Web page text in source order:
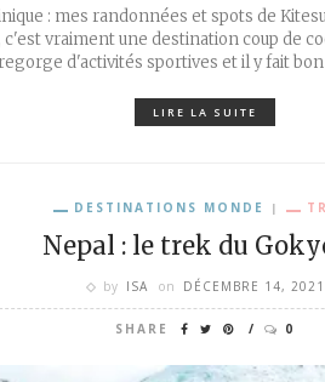
: mes randonnées et spots de
vraiment une destination coup de
regorge d'activités sportives et il y fait bon
LIRE LA SUITE
DESTINATIONS MONDE
Nepal : le trek du
by ISA on DÉCEMBRE 14, 2021
SHARE 0